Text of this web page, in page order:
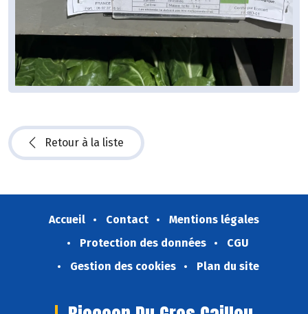
Retour à la liste
Accueil Contact
Mentions légales
Protection des données
CGU
Gestion des cookies
Plan du site